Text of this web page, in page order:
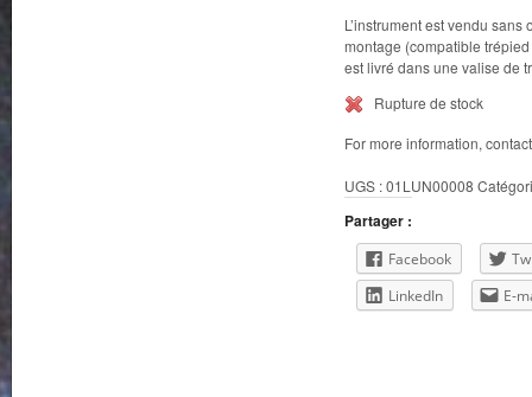
L’instrument est vendu
montage (compatible
est livré dans une valise de
Rupture de stock
For more information,
UGS :01LUN00008
Partager :
Facebook
LinkedIn
E-